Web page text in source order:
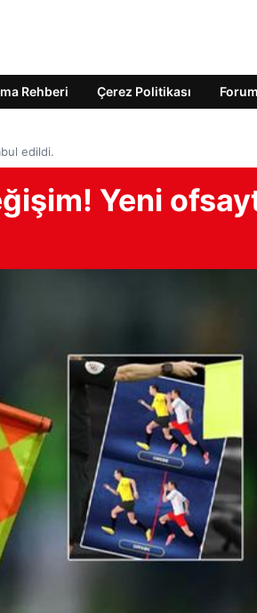
Rehberi Çerez Politikası Forum
edildi.
Yeni